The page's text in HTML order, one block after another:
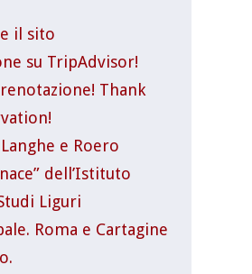
il sito
su TripAdvisor!
Thank
e Roero
dell’Istituto
Liguri
Roma e Cartagine